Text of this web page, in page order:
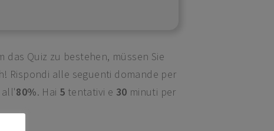
Quiz zu bestehen, müssen Sie
Rispondi alle seguenti domande per
80%. Hai 5 tentativi e 30 minuti per